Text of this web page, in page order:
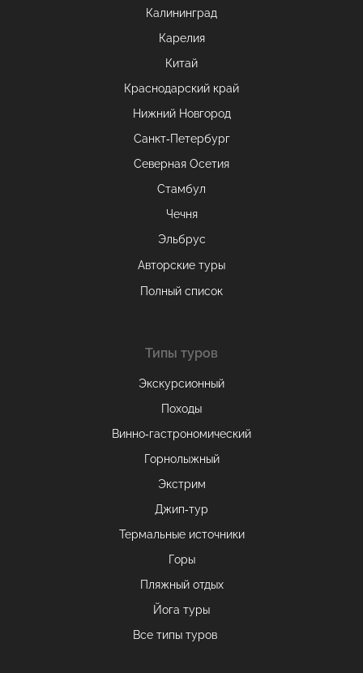
Калининград
Карелия
Китай
Краснодарский край
Нижний Новгород
Санкт-Петербург
Северная Осетия
Стамбул
Чечня
Эльбрус
Авторские туры
Полный список
Типы туров
Экскурсионный
Походы
Винно-гастрономический
Горнолыжный
Экстрим
Джип-тур
Термальные источники
Горы
Пляжный отдых
Йога туры
Все типы туров